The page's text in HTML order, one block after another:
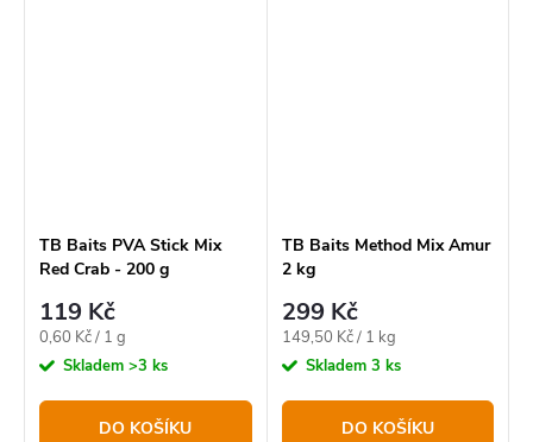
TB Baits PVA Stick Mix
Red Crab - 200 g
119 Kč
Měrná
cena:
0,60 Kč / 1 g
Skladem >3 ks
DO KOŠÍKU
TB Baits Method Mix Amur
2 kg
299 Kč
Měrná
cena:
149,50 Kč / 1 kg
Skladem 3 ks
DO KOŠÍKU